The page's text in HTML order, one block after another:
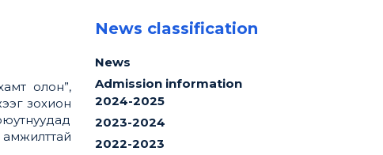
олон”,
зохион
News classification
News
Admission information
2024-2025
2023-2024
2022-2023